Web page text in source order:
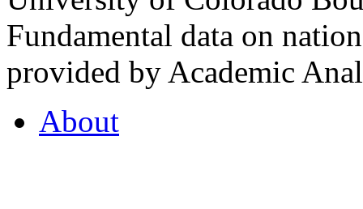
Fundamental data on
provided by Academic
About